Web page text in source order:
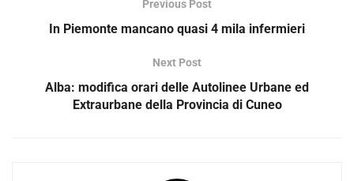
Previous Post
In Piemonte mancano quasi 4 mila infermieri
Next Post
Alba: modifica orari delle Autolinee Urbane ed
Extraurbane della Provincia di Cuneo